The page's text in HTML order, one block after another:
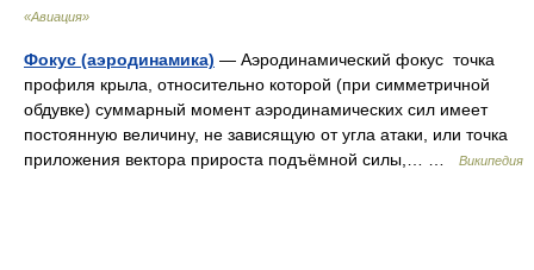
«Авиация»
Фокус (аэродинамика) — Аэродинамический фокус точка
профиля крыла, относительно которой (при симметричной
обдувке) суммарный момент аэродинамических сил имеет
постоянную величину, не зависящую от угла атаки, или точка
приложения вектора прироста подъёмной силы,… …
Википедия